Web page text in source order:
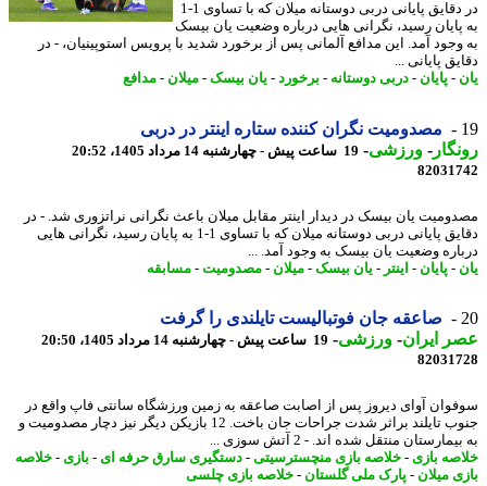
در دقایق پایانی دربی دوستانه میلان که با تساوی 1-1
رسید، نگرانی هایی درباره وضعیت یان بیسک
آمد. این مدافع آلمانی پس از برخورد شدید با پرویس استوپینیان، - در
پایانی ...
-پایان-دربی دوستانه-برخورد-یان بیسک-میلان-مدافع
مصدومیت نگران کننده ستاره اینتر در دربی
-ورزشی-19 ساعت پیش - چهارشنبه 14 مرداد 1405، 20:52
یان بیسک در دیدار اینتر مقابل میلان باعث نگرانی نراتزوری شد. - در
دقایق پایانی دربی دوستانه میلان که با تساوی 1-1 به پایان رسید، نگرانی هایی
وضعیت یان بیسک به وجود آمد. ...
-پایان-اینتر -یان بیسک-میلان-مصدومیت-مسابقه
صاعقه جان فوتبالیست تایلندی را گرفت
ایران- ورزشی-19 ساعت پیش - چهارشنبه 14 مرداد 1405، 20:50
آوای دیروز پس از اصابت صاعقه به زمین ورزشگاه سانتی فاپ واقع در
جنوب تایلند براثر شدت جراحات جان باخت. 12 بازیکن دیگر نیز دچار مصدومیت و
منتقل شده اند. - 2 آتش سوزی ...
بازی - خلاصه بازی منچسترسیتی-دستگیری سارق حرفه ای- بازی - خلاصه
میلان-پارک ملی گلستان-خلاصه بازی چلسی